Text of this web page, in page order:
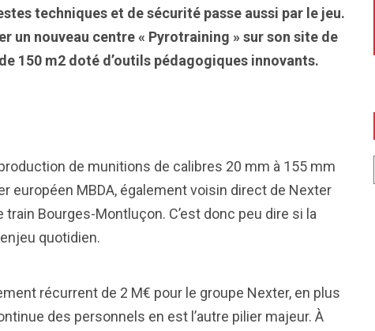
techniques et de sécurité passe aussi par le jeu.
un nouveau centre « Pyrotraining » sur son site de
150 m2 doté d’outils pédagogiques innovants.
de munitions de calibres 20 mm à 155 mm
européen MBDA, également voisin direct de Nexter
Bourges-Montluçon. C’est donc peu dire si la
quotidien.
récurrent de 2 M€ pour le groupe Nexter, en plus
des personnels en est l’autre pilier majeur. À